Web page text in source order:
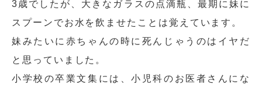
3歳でしたが、大きなガラスの点滴瓶、最期に妹に
スプーンでお水を飲ませたことは覚えています。
妹みたいに赤ちゃんの時に死んじゃうのはイヤだ
と思っていました。
小学校の卒業文集には、小児科のお医者さんにな